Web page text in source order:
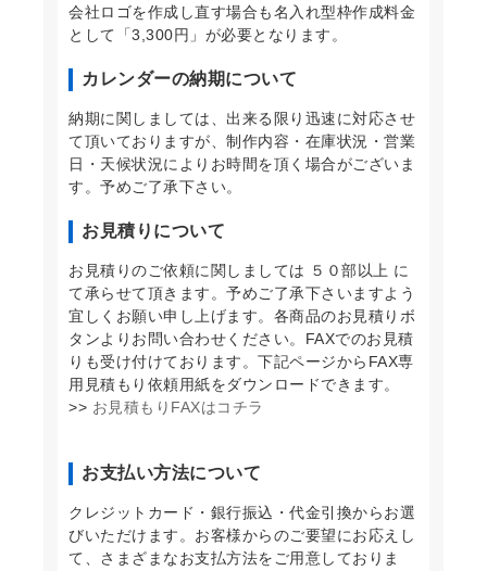
会社ロゴを作成し直す場合も名入れ型枠作成料金
として「3,300円」が必要となります。
カレンダーの納期について
納期に関しましては、出来る限り迅速に対応させ
て頂いておりますが、制作内容・在庫状況・営業
日・天候状況によりお時間を頂く場合がございま
す。予めご了承下さい。
お見積りについて
お見積りのご依頼に関しましては ５０部以上 に
て承らせて頂きます。予めご了承下さいますよう
宜しくお願い申し上げます。各商品のお見積りボ
タンよりお問い合わせください。FAXでのお見積
りも受け付けております。下記ページからFAX専
用見積もり依頼用紙をダウンロードできます。
>> お見積もりFAXはコチラ
お支払い方法について
クレジットカード・銀行振込・代金引換からお選
びいただけます。お客様からのご要望にお応えし
て、さまざまなお支払方法をご用意しておりま